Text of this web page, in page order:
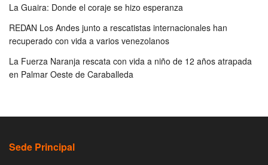
La Guaira: Donde el coraje se hizo esperanza
REDAN Los Andes junto a rescatistas internacionales han
recuperado con vida a varios venezolanos
La Fuerza Naranja rescata con vida a niño de 12 años atrapada
en Palmar Oeste de Caraballeda
Sede Principal